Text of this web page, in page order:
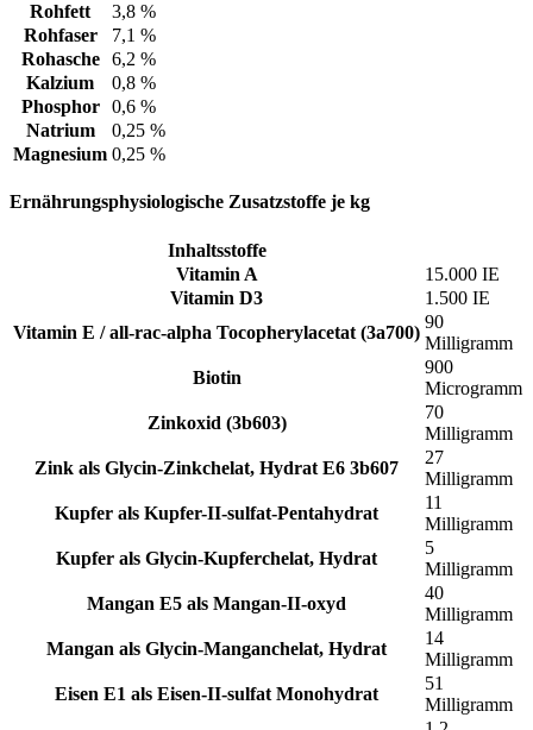
Rohfett
3,8 %
Rohfaser
7,1 %
Rohasche
6,2 %
Kalzium
0,8 %
Phosphor
0,6 %
Natrium
0,25 %
Magnesium 0,25 %
Ernährungsphysiologische Zusatzstoffe je kg
Inhaltsstoffe
Vitamin A
15.000 IE
Vitamin D3
1.500 IE
Vitamin E / all-rac-alpha Tocopherylacetat (3a700)
90
Milligramm
Biotin
900
Microgramm
Zinkoxid (3b603)
70
Milligramm
Zink als Glycin-Zinkchelat, Hydrat E6 3b607
27
Milligramm
Kupfer als Kupfer-II-sulfat-Pentahydrat
11
Milligramm
Kupfer als Glycin-Kupferchelat, Hydrat
5
Milligramm
Mangan E5 als Mangan-II-oxyd
40
Milligramm
Mangan als Glycin-Manganchelat, Hydrat
14
Milligramm
Eisen E1 als Eisen-II-sulfat Monohydrat
51
Milligramm